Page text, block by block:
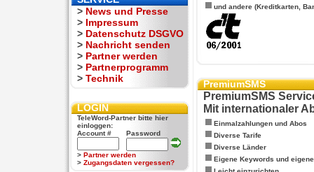
> News und Presse
> Impressum
> Datenschutz DSGVO
> Nachricht senden
> Partner werden
> Partnerprogramm
> Technik
LOGIN
TeleWord-Partner bitte hier
einloggen:
Account #
Password
> Partner werden
> Zugangsdaten vergessen?
und andere (Kreditkarten,
PremiumSMS
PremiumSMS
Mit internationaler
Einmalzahlungen und Abos
Diverse Tarife
Diverse Länder
Eigene Keywords und